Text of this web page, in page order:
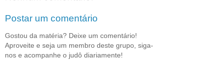
Postar um comentário
Gostou da matéria? Deixe um comentário!
Aproveite e seja um membro deste grupo, siga-
nos e acompanhe o judô diariamente!